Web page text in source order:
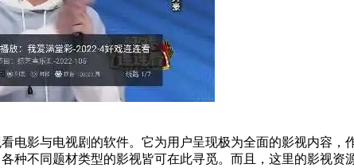
电影与电视剧的软件。它为用户呈现极为全面的影视内容
种不同题材类型的影视皆可在此寻觅。而且，这里的影视资